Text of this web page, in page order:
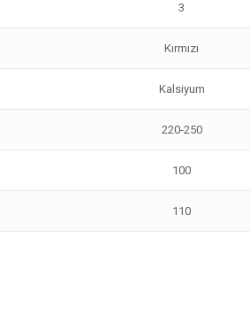
3
Kırmızı
Kalsiyum
220-250
100
110